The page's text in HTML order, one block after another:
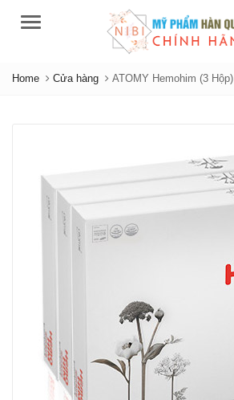
Menu
Home Cửa hàng ATOMY Hemohim (3 Hộp)